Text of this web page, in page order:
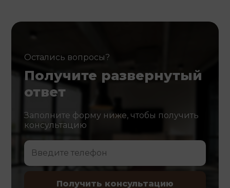
Остались вопросы?
Получите развернутый
ответ
Заполните форму ниже, чтобы получить
консультацию